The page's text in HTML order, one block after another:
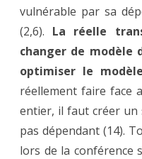
vulnérable par sa
(2,6). La réelle
changer de modèle
optimiser le
réellement faire face
entier, il faut créer un
pas dépendant (14).
lors de la conférence